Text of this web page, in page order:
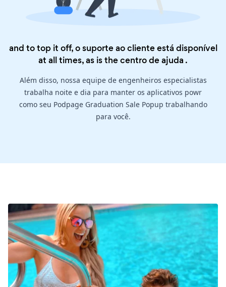
and to top it off, o suporte ao cliente está disponível
at all times, as is thecentro de ajuda .
Além disso, nossa equipe de engenheiros especialistas
trabalha noite e dia para manter os aplicativos powr
como seu Podpage Graduation Sale Popup trabalhando
para você.